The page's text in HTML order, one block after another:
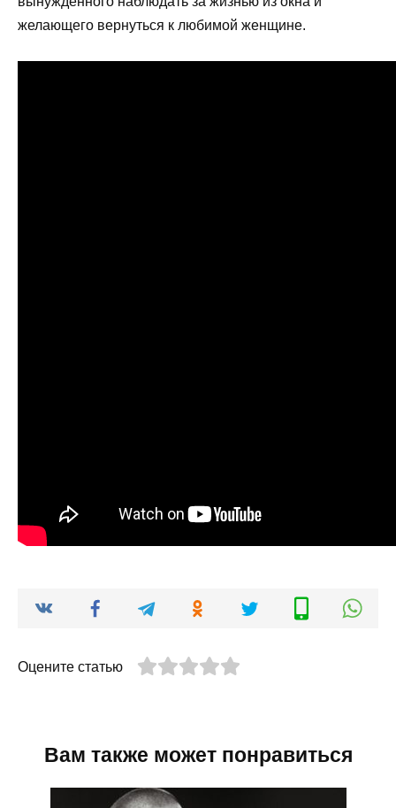
желающего вернуться к любимой женщине.
Оцените статью
Вам также может понравиться